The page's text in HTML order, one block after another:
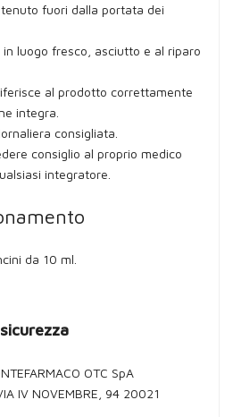
fuori dalla portata dei
luogo fresco, asciutto e al riparo
al prodotto correttamente
integra.
consigliata.
consiglio al proprio medico
integratore.
da 10 ml.
OTC SpA
IV NOVEMBRE, 94 20021